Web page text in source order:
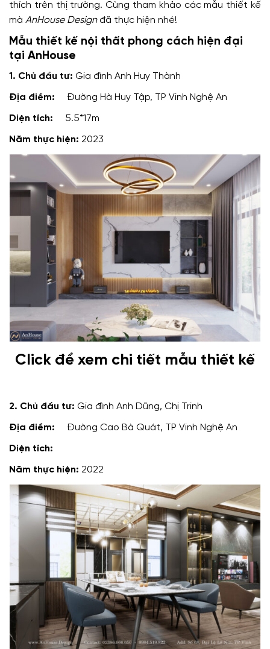
thích trên thị trường. Cùng tham khảo các mẫu thiết kế
mà AnHouse Designđã thực hiện nhé!
Mẫu thiết kế nội thất phong cách hiện đại
tại AnHouse
1. Chủ đầu tư: Gia đình Anh Huy Thành
Địa điểm: Đường Hà Huy Tập, TP Vinh Nghệ An
Diện tích: 5.5*17m
Năm thực hiện: 2023
Click để xem chi tiết mẫu thiết kế
2. Chủ đầu tư: Gia đình Anh Dũng, Chị Trinh
Địa điểm: Đường Cao Bà Quát, TP Vinh Nghệ An
Diện tích:
Năm thực hiện: 2022